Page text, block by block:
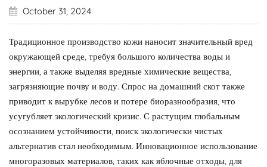
October 31, 2024
Традиционное производство кожи наносит значительный вред
окружающей среде, требуя большого количества воды и
энергии, а также выделяя вредные химические вещества,
загрязняющие почву и воду. Спрос на домашний скот также
приводит к вырубке лесов и потере биоразнообразия, что
усугубляет экологический кризис. С растущим глобальным
осознанием устойчивости, поиск экологически чистых
альтернатив стал необходимым. Инновационное использование
многоразовых материалов, таких как яблочные отходы, для